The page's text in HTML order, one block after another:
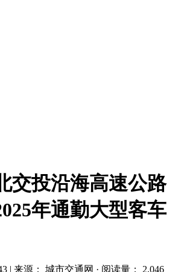
交投沿海高速公路
年通勤大型客车
| 来源： 城市交通网 · 阅读量： 2,046